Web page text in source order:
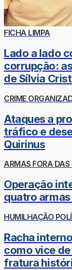
FICHA LIMPA
Lado a lado
corrupção:
de Sílvia
CRIME
Ataques a
tráfico e
Quirinus
ARMAS FORA DAS
Operação
quatro
HUMILHAÇÃO
Racha
como vice
fratura